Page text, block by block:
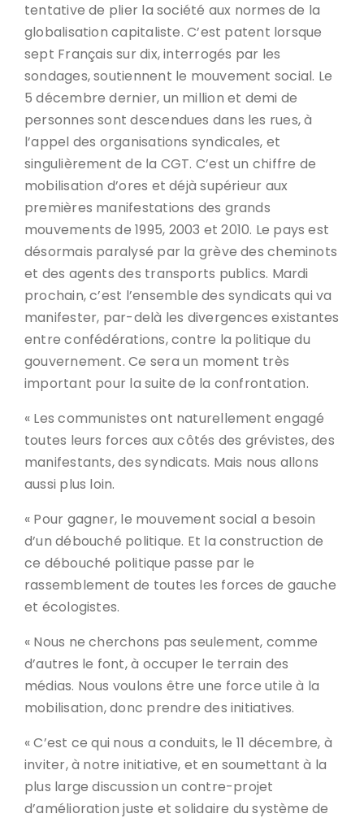
tentative de plier la société aux normes de la
globalisation capitaliste. C’est patent lorsque
sept Français sur dix, interrogés par les
sondages, soutiennent le mouvement social. Le
5 décembre dernier, un million et demi de
personnes sont descendues dans les rues, à
l’appel des organisations syndicales, et
singulièrement de la CGT. C’est un chiffre de
mobilisation d’ores et déjà supérieur aux
premières manifestations des grands
mouvements de 1995, 2003 et 2010. Le pays est
désormais paralysé par la grève des cheminots
et des agents des transports publics. Mardi
prochain, c’est l’ensemble des syndicats qui va
manifester, par-delà les divergences existantes
entre confédérations, contre la politique du
gouvernement. Ce sera un moment très
important pour la suite de la confrontation.
« Les communistes ont naturellement engagé
toutes leurs forces aux côtés des grévistes, des
manifestants, des syndicats. Mais nous allons
aussi plus loin.
« Pour gagner, le mouvement social a besoin
d’un débouché politique. Et la construction de
ce débouché politique passe par le
rassemblement de toutes les forces de gauche
et écologistes.
« Nous ne cherchons pas seulement, comme
d’autres le font, à occuper le terrain des
médias. Nous voulons être une force utile à la
mobilisation, donc prendre des initiatives.
« C’est ce qui nous a conduits, le 11 décembre, à
inviter, à notre initiative, et en soumettant à la
plus large discussion un contre-projet
d’amélioration juste et solidaire du système de